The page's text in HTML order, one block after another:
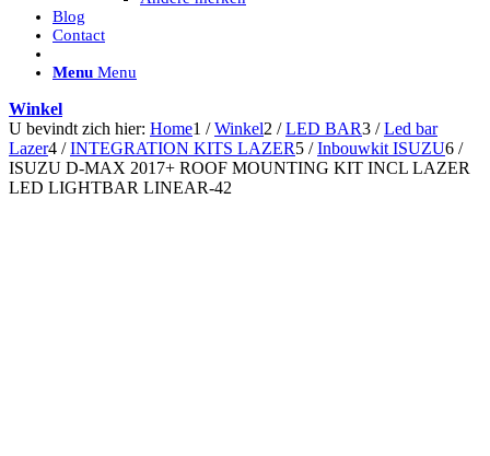
Accu werklamp
ACCESSOIRES/ AANSLUITMATERIAAL
Can-bus interface
Accessoires Lazer
Kabelboom & Adapters
Installatiemateriaal
Connectoren
Blog
Contact
Menu Menu
Winkel
U bevindt zich hier: Home1 / Winkel2 / LED BAR3 / Led bar
Lazer4 / INTEGRATION KITS LAZER5 / Inbouwkit ISUZU6 /
ISUZU D-MAX 2017+ ROOF MOUNTING KIT INCL LAZER
LED LIGHTBAR LINEAR-42